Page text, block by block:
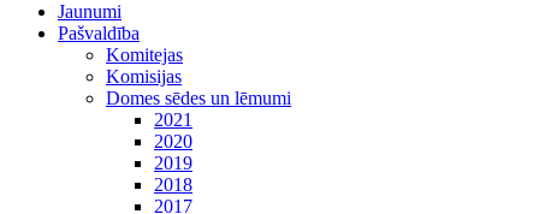
Jaunumi
Pašvaldība
Komitejas
Komisijas
Domes sēdes un lēmumi
2021
2020
2019
2018
2017